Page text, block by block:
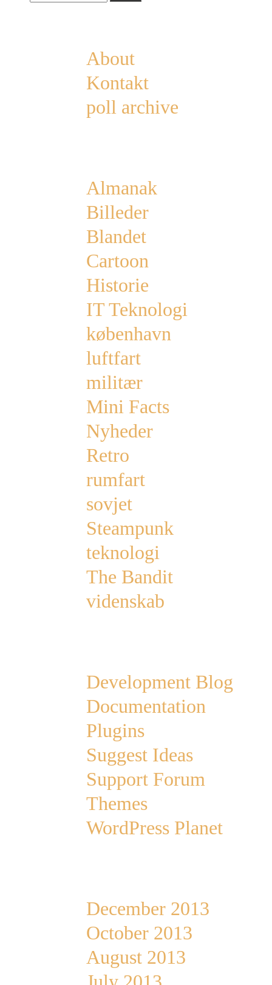
About
Kontakt
poll archive
Almanak
Billeder
Blandet
Cartoon
Historie
IT Teknologi
københavn
luftfart
militær
Mini Facts
Nyheder
Retro
rumfart
sovjet
Steampunk
teknologi
The Bandit
videnskab
Development Blog
Documentation
Plugins
Suggest Ideas
Support Forum
Themes
WordPress Planet
December 2013
October 2013
August 2013